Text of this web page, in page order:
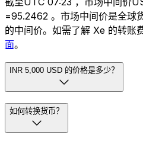
=₹95.2462 。市场中间价是全球
的中间价。如需了解 Xe 的转账
面。
INR 5,000 USD 的价格是多少？
如何转换货币？